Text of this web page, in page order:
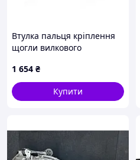
Втулка пальця кріплення
щогли вилкового
Jungheinrich 52023510
1 654 ₴
Купити